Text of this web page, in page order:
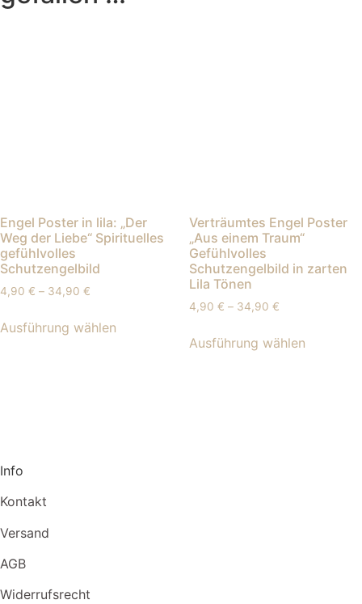
Engel Poster in lila: „Der
Weg der Liebe“ Spirituelles
gefühlvolles
Schutzengelbild
4,90 € – 34,90 €
Ausführung wählen
Verträumtes Engel Poster
„Aus einem Traum“
Gefühlvolles
Schutzengelbild in zarten
Lila Tönen
4,90 € – 34,90 €
Ausführung wählen
Info
Kontakt
Versand
AGB
Widerrufsrecht